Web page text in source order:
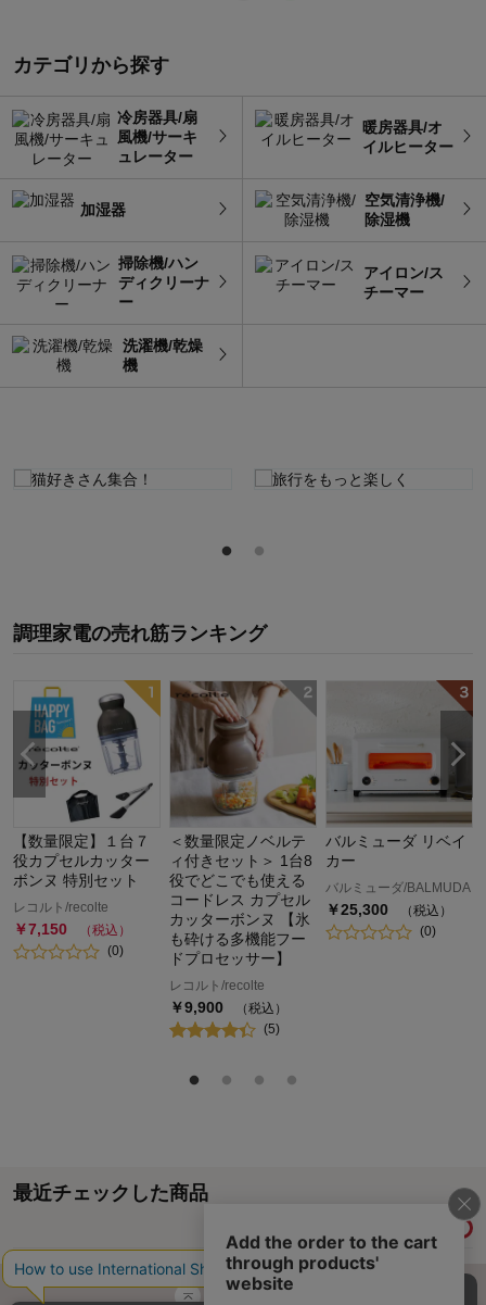
カテゴリから探す
冷房器具/扇
風機/サーキ
ュレーター
暖房器具/オ
イルヒーター
加湿器
空気清浄機/
除湿機
掃除機/ハン
ディクリーナ
ー
アイロン/ス
チーマー
洗濯機/乾燥
機
調理家電の売れ筋ランキング
【数量限定】１台７
役カプセルカッター
ボンヌ 特別セット
レコルト/recolte
￥7,150
（税込）
(0)
＜数量限定ノベルテ
ィ付きセット＞ 1台8
役でどこでも使える
コードレス カプセル
カッターボンヌ 【氷
も砕ける多機能フー
ドプロセッサー】
レコルト/recolte
￥9,900
（税込）
(5)
バルミューダ リベイ
カー
バルミューダ/BALMUDA
￥25,300
（税込）
(0)
最近チェックした商品